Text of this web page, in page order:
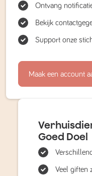
Ontvang
Bekijk
Support onze
Maak een account
Goed Doel
Veel giften